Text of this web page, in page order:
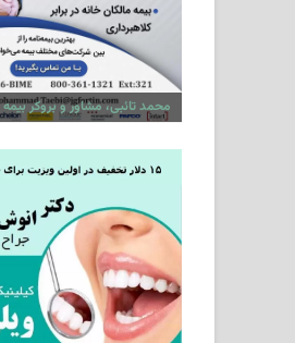
محمد تائبی، مشاور و بروکر بیمه